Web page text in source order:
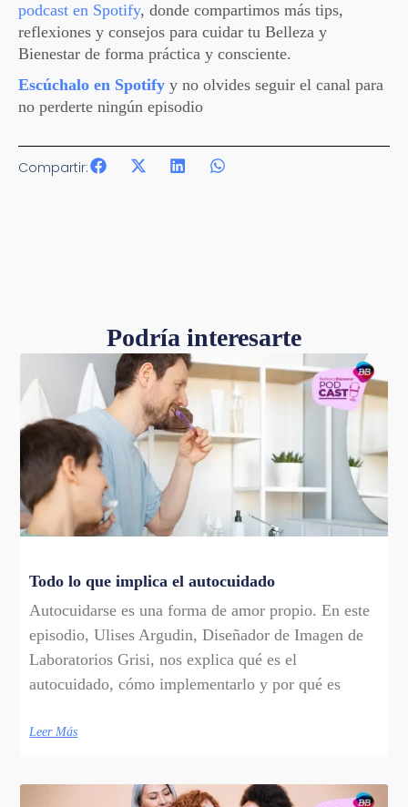
podcast en Spotify, donde compartimos más tips,
reflexiones y consejos para cuidar tu Belleza y
Bienestar de forma práctica y consciente.
Escúchalo en Spotify y no olvides seguir el canal para
no perderte ningún episodio
Compartir:
Podría interesarte
Todo lo que implica el autocuidado
Autocuidarse es una forma de amor propio. En este
episodio, Ulises Argudin, Diseñador de Imagen de
Laboratorios Grisi, nos explica qué es el
autocuidado, cómo implementarlo y por qué es
Leer Más